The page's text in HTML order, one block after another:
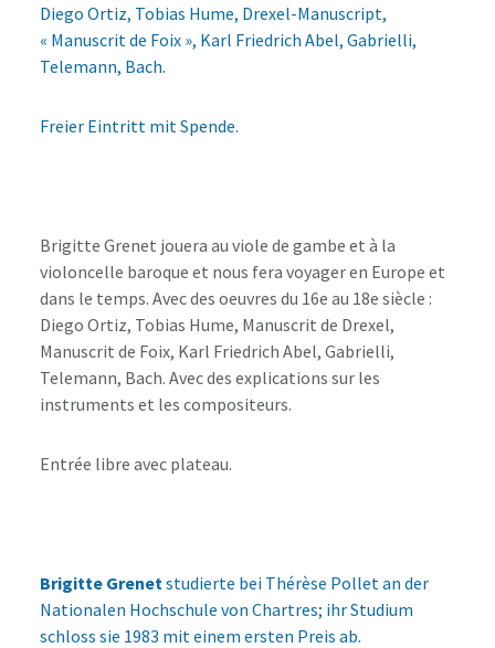
Diego Ortiz, Tobias Hume, Drexel-Manuscript,
« Manuscrit de Foix », Karl Friedrich Abel, Gabrielli,
Telemann, Bach.
Freier Eintritt mit Spende.
Brigitte Grenet jouera au viole de gambe et à la
violoncelle baroque et nous fera voyager en Europe et
dans le temps. Avec des oeuvres du 16e au 18e siècle :
Diego Ortiz, Tobias Hume, Manuscrit de Drexel,
Manuscrit de Foix, Karl Friedrich Abel, Gabrielli,
Telemann, Bach. Avec des explications sur les
instruments et les compositeurs.
Entrée libre avec plateau.
Brigitte Grenet studierte bei Thérèse Pollet an der
Nationalen Hochschule von Chartres; ihr Studium
schloss sie 1983 mit einem ersten Preis ab.